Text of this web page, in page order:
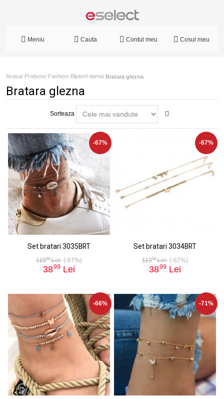
Meniu Cauta Contul meu Cosul meu
Acasa/ Produse/ Fashion/ Bijuterii dama/ Bratara glezna
Bratara glezna
Sorteaza
-67%
Set bratari 3035BRT
11900Lei (-67%)
3899 Lei
-67%
Set bratari 3034BRT
11900Lei (-67%)
3899 Lei
-66% -71%